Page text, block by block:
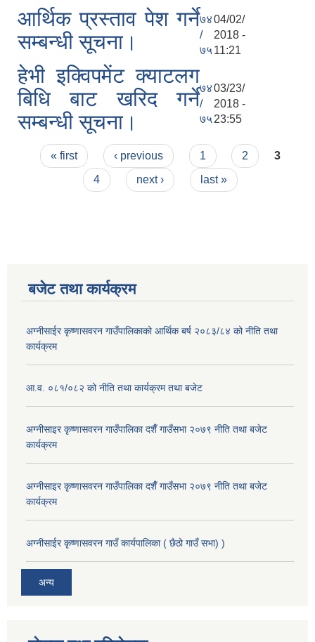
आर्थिक प्रस्ताव पेश गर्ने
सम्बन्धी सूचना।
७४
/
७५
04/02/
2018 -
11:21
हेभी इक्विपमेंट क्याटलग
बिधि बाट खरिद गर्ने
सम्बन्धी सूचना।
७४
/
७५
03/23/
2018 -
23:55
Pages
« first ‹ previous 1 2
3
4
next › last »
बजेट तथा कार्यक्रम
अग्नीसाईर कृष्णासवरन गाउँपालिकाको आर्थिक बर्ष २०८३/८४ को नीति तथा
कार्यक्रम
आ.व. ०८१/०८२ को नीति तथा कार्यक्रम तथा बजेट
अग्नीसाइर कृष्णासवरन गाउँपालिका दशैँ गाउँसभा २०७९ नीति तथा बजेट
कार्यक्रम
अग्नीसाइर कृष्णासवरन गाउँपालिका दशैँ गाउँसभा २०७९ नीति तथा बजेट
कार्यक्रम
अग्नीसाईर कृष्णासवरन गाउँ कार्यपालिका ( छैठो गाउँ सभा) )
अन्य